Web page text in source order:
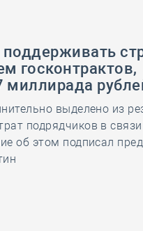
госконтрактов,
выделено из
подрядчиков в
об этом подписал